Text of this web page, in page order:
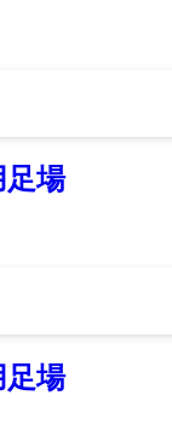
場
場